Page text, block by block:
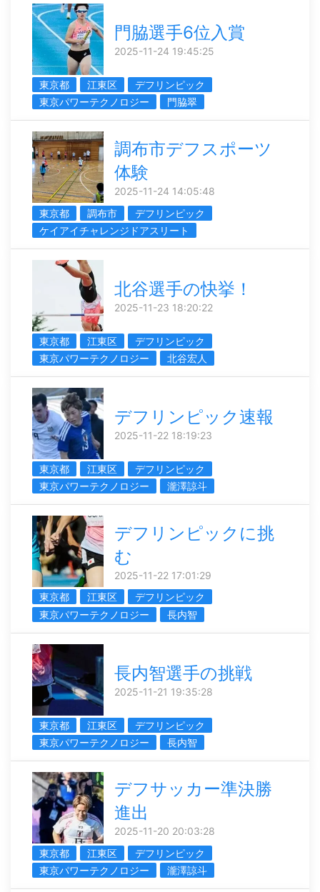
門脇選手6位入賞
2025-11-24 19:45:25
東京都 江東区
デフリンピック
東京パワーテクノロジー
門脇翠
調布市デフスポーツ
体験
2025-11-24 14:05:48
東京都
調布市
デフリンピック
ケイアイチャレンジドアスリート
北谷選手の快挙！
2025-11-23 18:20:22
東京都 江東区
デフリンピック
東京パワーテクノロジー
北谷宏人
デフリンピック速報
2025-11-22 18:19:23
東京都 江東区
デフリンピック
東京パワーテクノロジー
瀧澤諒斗
デフリンピックに挑
む
2025-11-22 17:01:29
東京都
江東区
デフリンピック
東京パワーテクノロジー
長内智
長内智選手の挑戦
2025-11-21 19:35:28
東京都 江東区
デフリンピック
東京パワーテクノロジー
長内智
デフサッカー準決勝
進出
2025-11-20 20:03:28
東京都
江東区
デフリンピック
東京パワーテクノロジー
瀧澤諒斗